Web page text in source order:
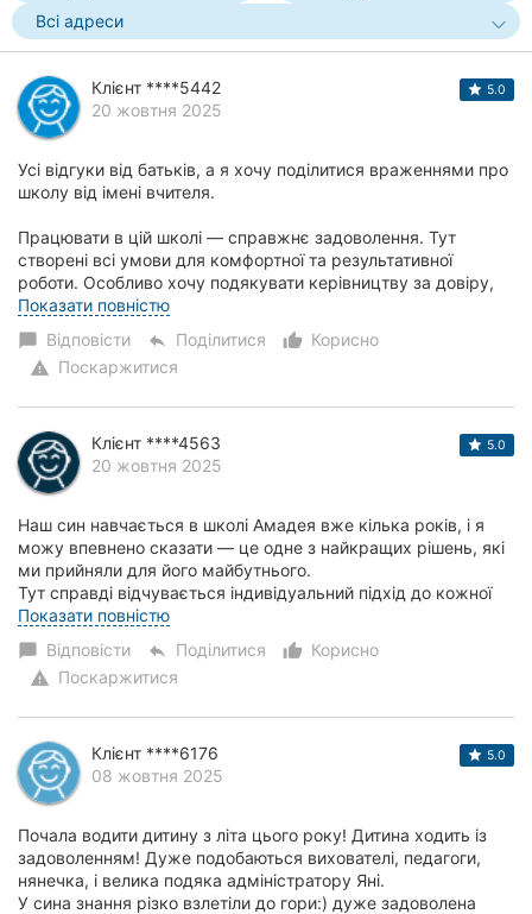
Карпати
Всі адреси
Клієнт ****5442
20 жовтня 2025
5.0
Усі відгуки від батьків, а я хочу поділитися враженнями про
школу від імені вчителя.
Працювати в цій школі — справжнє задоволення. Тут
створені всі умови для комфортної та результативної
роботи. Особливо хочу подякувати керівництву за довіру,
під...
Показати повністю
chat_bubble Відповісти reply Поділитися thumb_up_alt
Корисно
warning Поскаржитися
Клієнт ****4563
20 жовтня 2025
5.0
Наш син навчається в школі Амадея вже кілька років, і я
можу впевнено сказати — це одне з найкращих рішень, які
ми прийняли для його майбутнього.
Тут справді відчувається індивідуальний підхід до кожної
дитини. Учителі не просто дають знання, а вчат...
Показати повністю
chat_bubble Відповісти reply Поділитися thumb_up_alt
Корисно
warning Поскаржитися
Клієнт ****6176
08 жовтня 2025
5.0
Почала водити дитину з літа цього року! Дитина ходить із
задоволенням! Дуже подобаються вихователі, педагоги,
нянечка, і велика подяка адміністратору Яні.
У сина знання різко взлетіли до гори:) дуже задоволена